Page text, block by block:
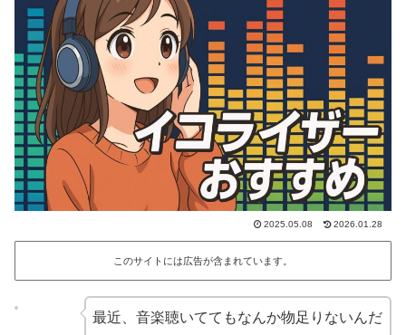
2025.05.08 2026.01.28
このサイトには広告が含まれています。
最近、音楽聴いててもなんか物足りないんだ